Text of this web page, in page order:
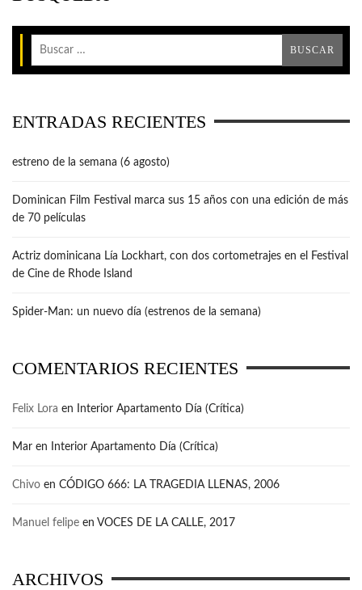
ENTRADAS RECIENTES
estreno de la semana (6 agosto)
Dominican Film Festival marca sus 15 años con una edición de más
de 70 películas
Actriz dominicana Lía Lockhart, con dos cortometrajes en el Festival
de Cine de Rhode Island
Spider-Man: un nuevo día (estrenos de la semana)
COMENTARIOS RECIENTES
Felix Lora en Interior Apartamento Día (Crítica)
Mar en Interior Apartamento Día (Crítica)
Chivo en CÓDIGO 666: LA TRAGEDIA LLENAS, 2006
Manuel felipe en VOCES DE LA CALLE, 2017
ARCHIVOS